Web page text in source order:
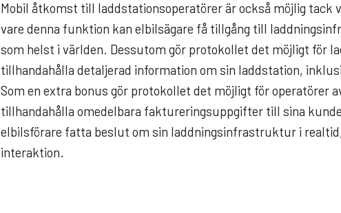
Mobil åtkomst till laddstationsoperatörer är också möjlig tack
vare denna funktion kan elbilsägare få tillgång till
som helst i världen. Dessutom gör protokollet det möjligt för
tillhandahålla detaljerad information om sin laddstation,
Som en extra bonus gör protokollet det möjligt för operatörer
tillhandahålla omedelbara faktureringsuppgifter till sina
elbilsförare fatta beslut om sin laddningsinfrastruktur i
interaktion.